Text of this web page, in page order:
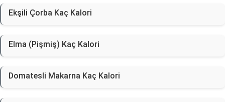
Ekşili Çorba Kaç Kalori
Elma (Pişmiş) Kaç Kalori
Domatesli Makarna Kaç Kalori